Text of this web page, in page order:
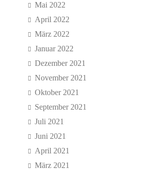
Mai 2022
April 2022
März 2022
Januar 2022
Dezember 2021
November 2021
Oktober 2021
September 2021
Juli 2021
Juni 2021
April 2021
März 2021